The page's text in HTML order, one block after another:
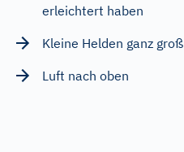
erleichtert haben
Kleine Helden ganz groß
Luft nach oben